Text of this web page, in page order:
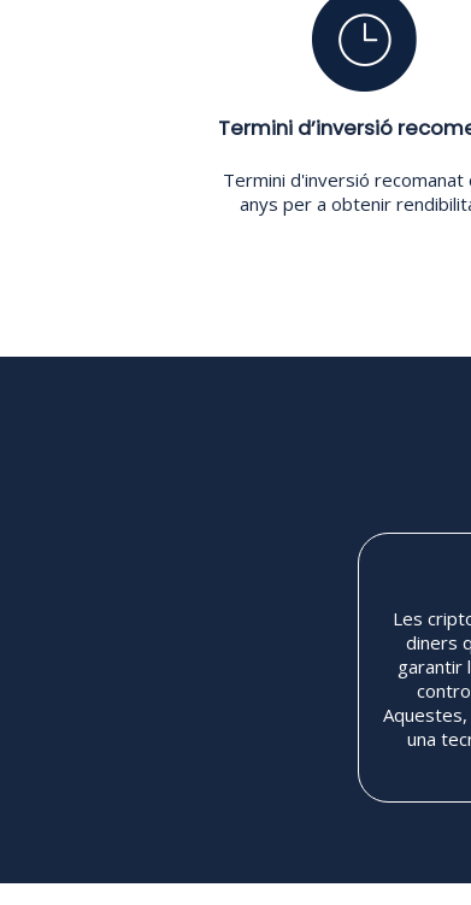
Termini d’inversió
Termini d'inversió recomanat
anys per a obtenir
Les
diners
garantir
una